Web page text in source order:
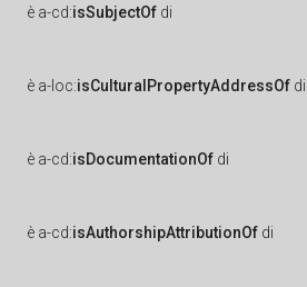
è a-cd:isSubjectOf di
è a-loc:isCulturalPropertyAddressOf di
è a-cd:isDocumentationOf di
è a-cd:isAuthorshipAttributionOf di